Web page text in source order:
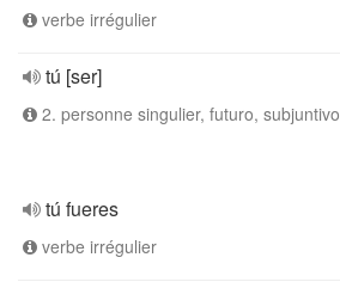
verbe irrégulier
tú [ser]
2. personne singulier, futuro, subjuntivo
tú fueres
verbe irrégulier